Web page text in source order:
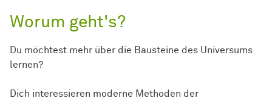
Worum geht's?
Du möchtest mehr über die Bausteine des Universums
lernen?
Dich interessieren moderne Methoden der